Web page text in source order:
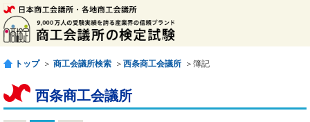
トップ ＞ 商工会議所検索 ＞ 西条商工会議所 ＞簿記
西条商工会議所